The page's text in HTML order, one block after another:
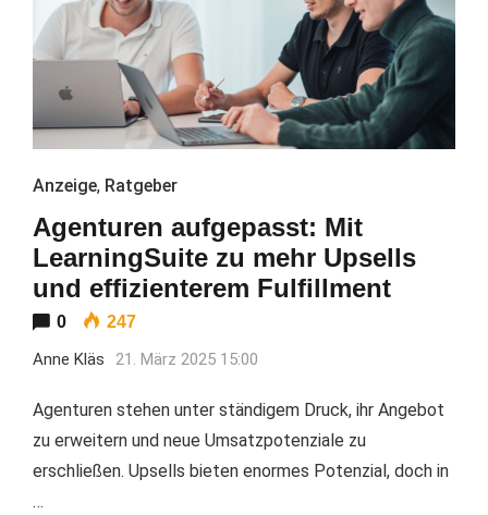
Anzeige, Ratgeber
Agenturen aufgepasst: Mit
LearningSuite zu mehr Upsells
und effizienterem Fulfillment
0 247
Anne Kläs 21. März 2025 15:00
Agenturen stehen unter ständigem Druck, ihr Angebot
zu erweitern und neue Umsatzpotenziale zu
erschließen. Upsells bieten enormes Potenzial, doch in
…